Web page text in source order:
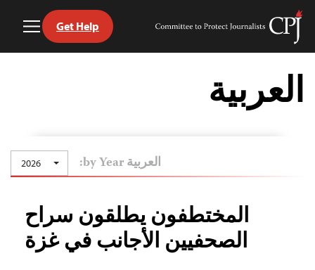
Skip
content
Committee
Get Help
العربية
العربية by Year: 2026
المختطفون يطلقون سراح
الصحفيين الأجانب في غزة